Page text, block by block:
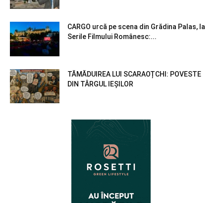
CARGO urcă pe scena din Grădina Palas, la
Serile Filmului Românesc:...
TĂMĂDUIREA LUI SCARAOȚCHI: POVESTE
DIN TÂRGUL IEȘILOR